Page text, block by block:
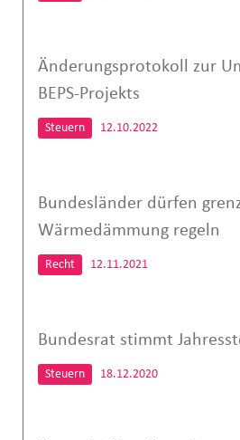
Änderungsprotokoll zur
BEPS-Projekts
Steuern 12.10.2022
Bundesländer dürfen
Wärmedämmung regeln
Recht 12.11.2021
Bundesrat stimmt
Steuern 18.12.2020